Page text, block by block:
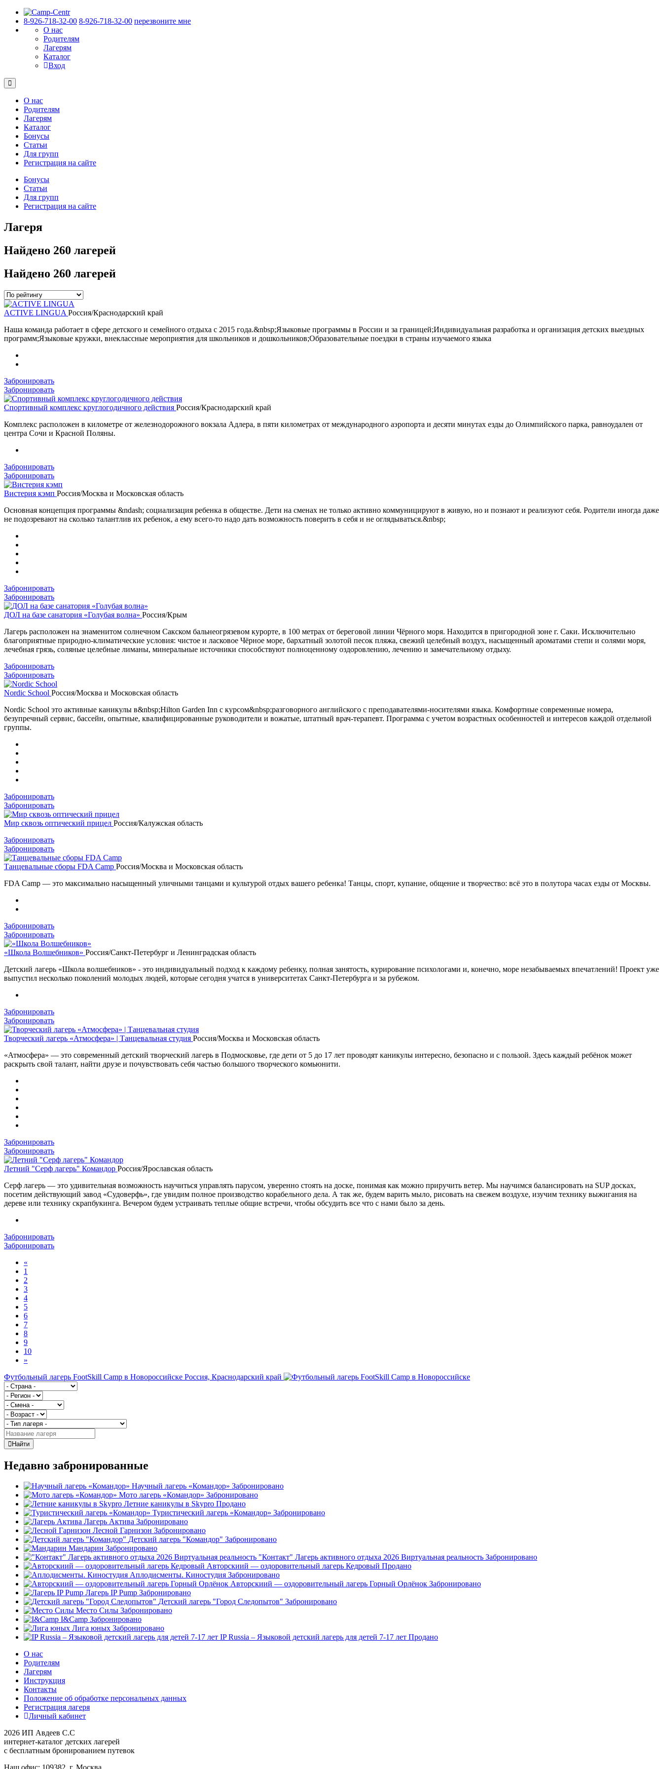
8-926-718-32-00 8-926-718-32-00 перезвоните мне
О нас
Родителям
Лагерям
Каталог
Вход
О нас
Родителям
Лагерям
Каталог
Бонусы
Статьи
Для групп
Регистрация на сайте
Бонусы
Статьи
Для групп
Регистрация на сайте
Лагеря
Найдено 260 лагерей
Найдено 260 лагерей
ACTIVE LINGUA Россия/Краснодарский край
Наша команда работает в сфере детского и семейного отдыха с 2015 года.&nbsp;Языковые программы в России и за границей;Индивидуальная разработка и организация детских выездных
программ;Языковые кружки, внеклассные мероприятия для школьников и дошкольников;Образовательные поездки в страны изучаемого языка
Забронировать
Забронировать
Спортивный комплекс круглогодичного действия Россия/Краснодарский край
Комплекс расположен в километре от железнодорожного вокзала Адлера, в пяти километрах от международного аэропорта и десяти минутах езды до Олимпийского парка, равноудален от
центра Сочи и Красной Поляны.
Забронировать
Забронировать
Вистерия кэмп Россия/Москва и Московская область
Основная концепция программы &ndash; социализация ребенка в обществе. Дети на сменах не только активно коммуницируют в живую, но и познают и реализуют себя. Родители иногда даже
не подозревают на сколько талантлив их ребенок, а ему всего-то надо дать возможность поверить в себя и не оглядываться.&nbsp;
Забронировать
Забронировать
ДОЛ на базе санатория «Голубая волна» Россия/Крым
Лагерь расположен на знаменитом солнечном Сакском бальнеогрязевом курорте, в 100 метрах от береговой линии Чёрного моря. Находится в пригородной зоне г. Саки. Исключительно
благоприятные природно-климатические условия: чистое и ласковое Чёрное море, бархатный золотой песок пляжа, свежий целебный воздух, насыщенный ароматами степи и солями моря,
лечебная грязь, соляные целебные лиманы, минеральные источники способствуют полноценному оздоровлению, лечению и замечательному отдыху.
Забронировать
Забронировать
Nordic School Россия/Москва и Московская область
Nordic School это активные каникулы в&nbsp;Hilton Garden Inn с курсом&nbsp;разговорного английского с преподавателями-носителями языка. Комфортные современные номера,
безупречный сервис, бассейн, опытные, квалифицированные руководители и вожатые, штатный врач-терапевт. Программа с учетом возрастных особенностей и интересов каждой отдельной
группы.
Забронировать
Забронировать
Мир сквозь оптический прицел Россия/Калужская область
Забронировать
Забронировать
Танцевальные сборы FDA Camp Россия/Москва и Московская область
FDA Camp — это максимально насыщенный уличными танцами и культурой отдых вашего ребенка! Танцы, спорт, купание, общение и творчество: всё это в полутора часах езды от Москвы.
Забронировать
Забронировать
«Школа Волшебников» Россия/Санкт-Петербург и Ленинградская область
Детский лагерь «Школа волшебников» - это индивидуальный подход к каждому ребенку, полная занятость, курирование психологами и, конечно, море незабываемых впечатлений! Проект уже
выпустил несколько поколений молодых людей, которые сегодня учатся в университетах Санкт-Петербурга и за рубежом.
Забронировать
Забронировать
Творческий лагерь «Атмосфера» | Танцевальная студия Россия/Москва и Московская область
«Атмосфера» — это современный детский творческий лагерь в Подмосковье, где дети от 5 до 17 лет проводят каникулы интересно, безопасно и с пользой. Здесь каждый ребёнок может
раскрыть свой талант, найти друзе и почувствовать себя частью большого творческого комьюнити.
Забронировать
Забронировать
Летний "Серф лагерь" Командор Россия/Ярославская область
Серф лагерь — это удивительная возможность научиться управлять парусом, уверенно стоять на доске, понимая как можно приручить ветер. Мы научимся балансировать на SUP досках,
посетим действующий завод «Судоверфь», где увидим полное производство корабельного дела. А так же, будем варить мыло, рисовать на свежем воздухе, изучим технику выжигания на
дереве или технику скрапбукинга. Вечером будем устраивать теплые общие встречи, чтобы обсудить все что с нами было за день.
Забронировать
Забронировать
«
1
2
3
4
5
6
7
8
9
10
»
Футбольный лагерь FootSkill Camp в Новороссийске Россия, Краснодарский край
Найти
Недавно забронированные
Научный лагерь «Командор» Забронировано
Мото лагерь «Командор» Забронировано
Летние каникулы в Skypro Продано
Туристический лагерь «Командор» Забронировано
Лагерь Актива Забронировано
Лесной Гарнизон Забронировано
Детский лагерь "Командор" Забронировано
Мандарин Забронировано
"Контакт" Лагерь активного отдыха 2026 Виртуальная реальность Забронировано
Авторскиий — оздоровительный лагерь Кедровый Продано
Аплодисменты. Киностудия Забронировано
Авторскиий — оздоровительный лагерь Горный Орлёнок Забронировано
Лагерь IP Pump Забронировано
Детский лагерь "Город Следопытов" Забронировано
Место Силы Забронировано
I&Camp Забронировано
Лига юных Забронировано
IP Russia – Языковой детский лагерь для детей 7-17 лет Продано
О нас
Родителям
Лагерям
Инструкция
Контакты
Положение об обработке персональных данных
Регистрация лагеря
Личный кабинет
2026 ИП Авдеев С.С
интернет-каталог детских лагерей
с бесплатным бронированием путевок